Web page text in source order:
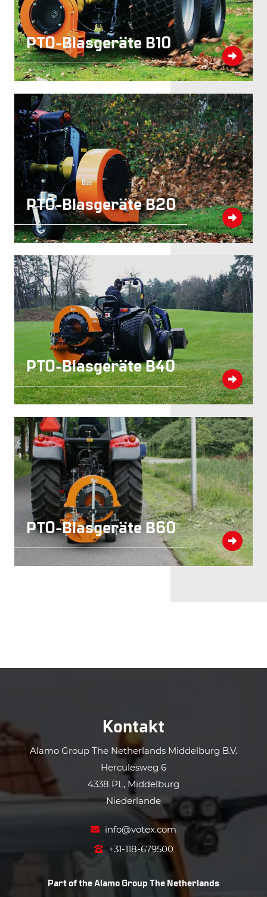
PTO-Blasgeräte B10
PTO-Blasgeräte B20
PTO-Blasgeräte B40
PTO-Blasgeräte B60
Kontakt
Alamo Group The Netherlands Middelburg B.V.
Herculesweg 6
4338 PL, Middelburg
Niederlande
info@votex.com
+31-118-679500
Part of theAlamo Group The Netherlands